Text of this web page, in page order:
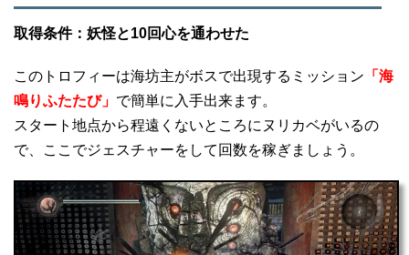
取得条件：妖怪と10回心を通わせた
このトロフィーは海坊主がボスで出現するミッション 「海
鳴りふたたび」 で簡単に入手出来ます。
スタート地点から程遠くないところにヌリカベがいるの
で、ここでジェスチャーをして回数を稼ぎましょう。